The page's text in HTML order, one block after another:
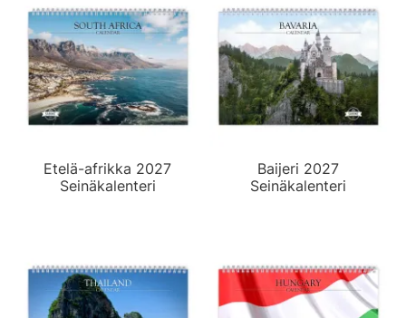
Etelä-afrikka 2027
Seinäkalenteri
Baijeri 2027
Seinäkalenteri